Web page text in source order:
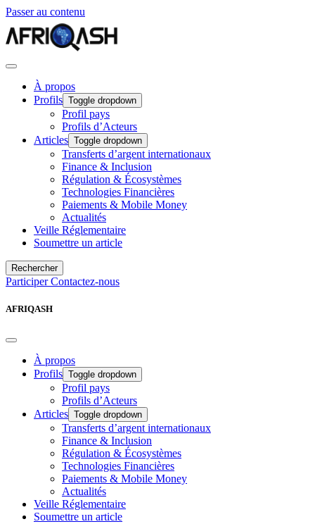
Passer au contenu
À propos
Profils Toggle dropdown
Profil pays
Profils d’Acteurs
Articles Toggle dropdown
Transferts d’argent internationaux
Finance & Inclusion
Régulation & Écosystèmes
Technologies Financières
Paiements & Mobile Money
Actualités
Veille Réglementaire
Soumettre un article
Rechercher
ParticiperContactez-nous
AFRIQASH
À propos
Profils Toggle dropdown
Profil pays
Profils d’Acteurs
Articles Toggle dropdown
Transferts d’argent internationaux
Finance & Inclusion
Régulation & Écosystèmes
Technologies Financières
Paiements & Mobile Money
Actualités
Veille Réglementaire
Soumettre un article